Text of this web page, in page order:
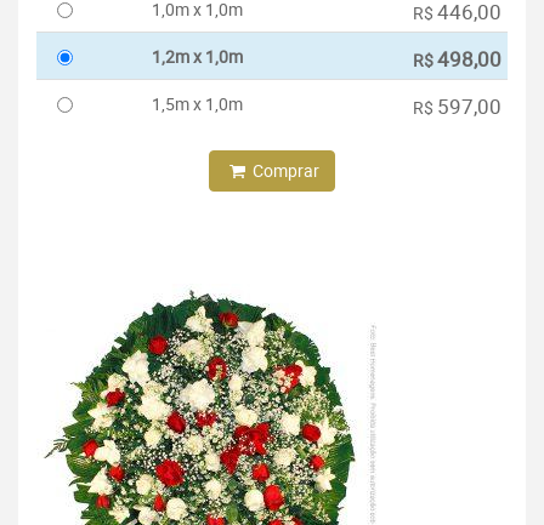
1,0m x 1,0m R$ 446,00
1,2m x 1,0m R$498,00
1,5m x 1,0m R$ 597,00
Comprar